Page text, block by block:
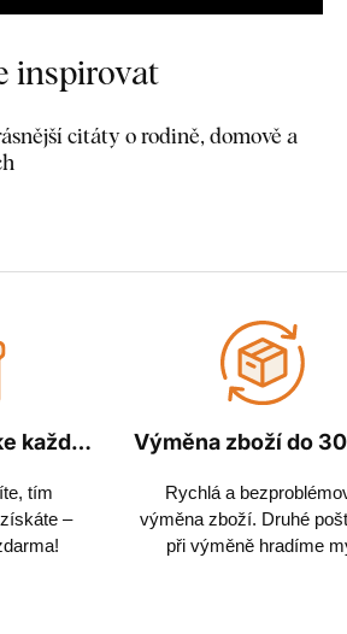
inspirovat
citáty o rodině, domově a
každé
tím
–
Výměna zboží do
Rychlá a
výměna zboží. Druhé
při výměně hradíme